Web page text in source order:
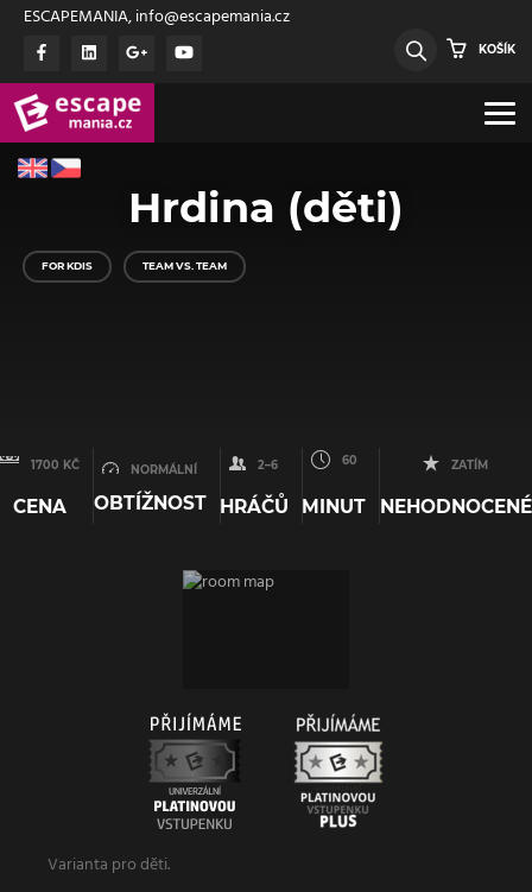
ESCAPEMANIA, info@escapemania.cz
KOŠÍK
Hrdina (děti)
FOR KDIS TEAM VS. TEAM
1700 KČ
CENA
NORMÁLNÍ
OBTÍŽNOST
2–6
HRÁČŮ
60
MINUT
ZATÍM
NEHODNOCENÉ
Varianta pro děti.